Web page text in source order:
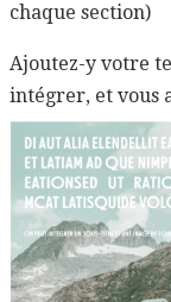
chaque section)
Ajoutez-y votre
intégrer, et vous